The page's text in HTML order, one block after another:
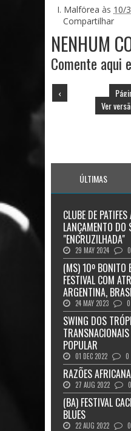
I. Malförea às 10/
Compartilhar
NENHUM
Comente aqui
‹
Ver
ÚLTIMAS
CLUBE DE
LANÇAMENTO DO
"ENCRUZILHADA"
29 MAY 2024 0
(MS) 10º BONITO
FESTIVAL COM
ARGENTINA,
24 MAY 2023 0
SWING DOS
POPULAR
01 DEC 2022 0
RAZÕES
27 AUG 2022 0
(BA) FESTIVAL
BLUES
22 AUG 2022 0